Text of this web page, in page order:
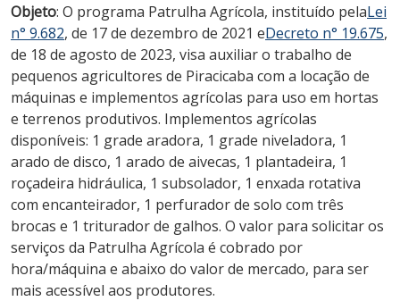
Objeto: O programa Patrulha Agrícola, instituído pelaLei
n° 9.682, de 17 de dezembro de 2021 eDecreto n° 19.675,
de 18 de agosto de 2023, visa auxiliar o trabalho de
pequenos agricultores de Piracicaba com a locação de
máquinas e implementos agrícolas para uso em hortas
e terrenos produtivos. Implementos agrícolas
disponíveis: 1 grade aradora, 1 grade niveladora, 1
arado de disco, 1 arado de aivecas, 1 plantadeira, 1
roçadeira hidráulica, 1 subsolador, 1 enxada rotativa
com encanteirador, 1 perfurador de solo com três
brocas e 1 triturador de galhos. O valor para solicitar os
serviços da Patrulha Agrícola é cobrado por
hora/máquina e abaixo do valor de mercado, para ser
mais acessível aos produtores.